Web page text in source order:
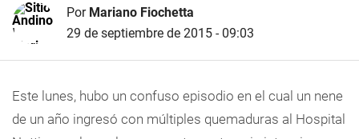
Por Mariano Fiochetta
29 de septiembre de 2015 - 09:03
Este lunes, hubo un confuso episodio en el cual un nene
de un año ingresó con múltiples quemaduras al Hospital